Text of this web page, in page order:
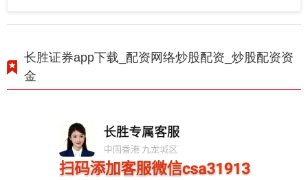
长胜证券app下载_配资网络炒股配资_炒股配资资
金